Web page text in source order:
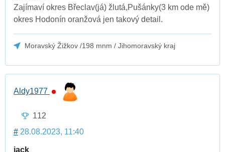
Zajímaví okres Břeclav(já) žlutá,Pušánky(3 km ode mě)
okres Hodonín oranžová jen takový detail.
Moravský Žižkov /198 mnm / Jihomoravský kraj
Aldy1977
112
# 28.08.2023, 11:40
jack